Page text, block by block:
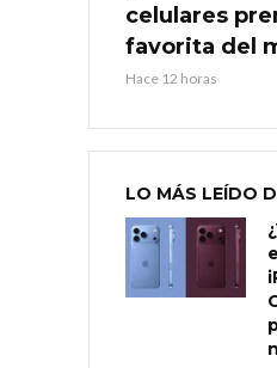
celulares
favorita del
Hace 12 horas
LO MÁS LEÍDO